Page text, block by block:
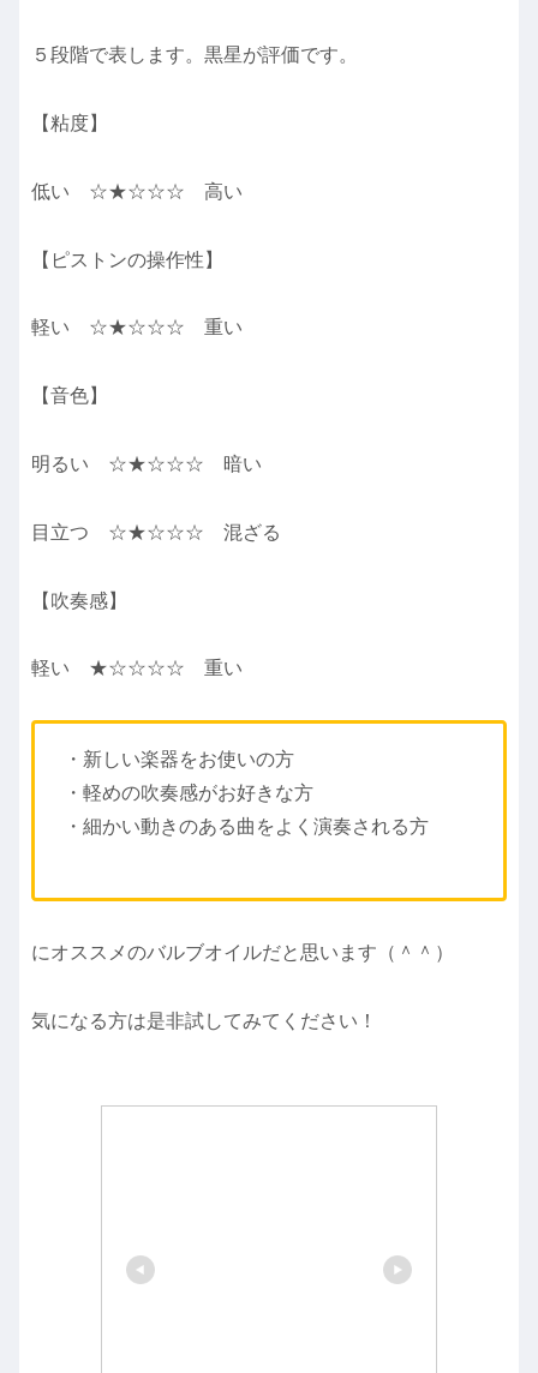
５段階で表します。黒星が評価です。
【粘度】
低い ☆★☆☆☆ 高い
【ピストンの操作性】
軽い ☆★☆☆☆ 重い
【音色】
明るい ☆★☆☆☆ 暗い
目立つ ☆★☆☆☆ 混ざる
【吹奏感】
軽い ★☆☆☆☆ 重い
・新しい楽器をお使いの方
・軽めの吹奏感がお好きな方
・細かい動きのある曲をよく演奏される方
にオススメのバルブオイルだと思います（＾＾）
気になる方は是非試してみてください！